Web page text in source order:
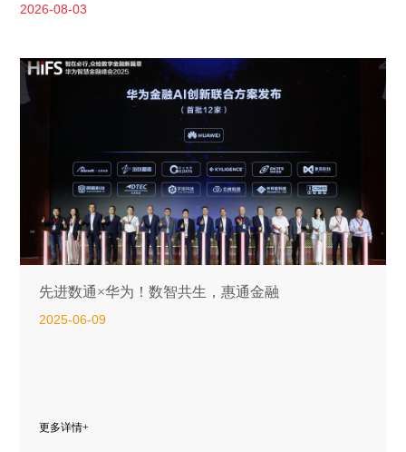
2026-08-03
先进数通×华为！数智共生，惠通金融
2025-06-09
更多详情+